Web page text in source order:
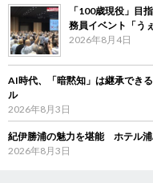
「100歳現役」目
務員イベント「う
2026年8月4日
AI時代、「暗黙知」は継承でき
ル
2026年8月3日
紀伊勝浦の魅力を堪能 ホテル
2026年8月3日